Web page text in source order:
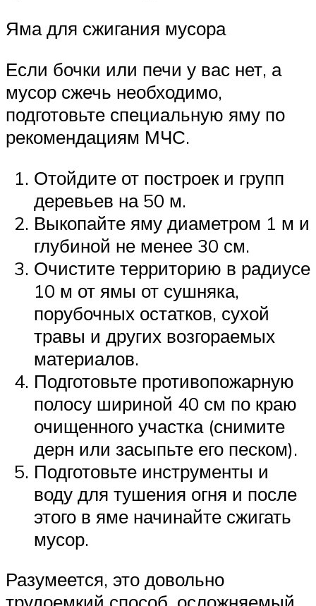
Яма для сжигания мусора
Если бочки или печи у вас нет, а
мусор сжечь необходимо,
подготовьте специальную яму по
рекомендациям МЧС.
Отойдите от построек и групп
деревьев на 50 м.
Выкопайте яму диаметром 1 м и
глубиной не менее 30 см.
Очистите территорию в радиусе
10 м от ямы от сушняка,
порубочных остатков, сухой
травы и других возгораемых
материалов.
Подготовьте противопожарную
полосу шириной 40 см по краю
очищенного участка (снимите
дерн или засыпьте его песком).
Подготовьте инструменты и
воду для тушения огня и после
этого в яме начинайте сжигать
мусор.
Разумеется, это довольно